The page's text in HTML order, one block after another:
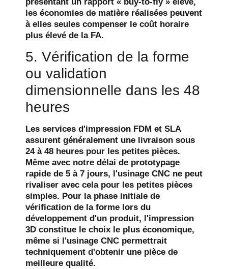
les économies de matière réalisées peuvent
à elles seules compenser le coût horaire
plus élevé de la FA.
5. Vérification de la forme
ou validation
dimensionnelle dans les 48
heures
Les services d'impression FDM et SLA
assurent généralement une livraison sous
24 à 48 heures pour les petites pièces.
Même avec notre délai de prototypage
rapide de 5 à 7 jours, l'usinage CNC ne peut
rivaliser avec cela pour les petites pièces
simples. Pour la phase initiale de
vérification de la forme lors du
développement d'un produit, l'impression
3D constitue le choix le plus économique,
même si l'usinage CNC permettrait
techniquement d'obtenir une pièce de
meilleure qualité.